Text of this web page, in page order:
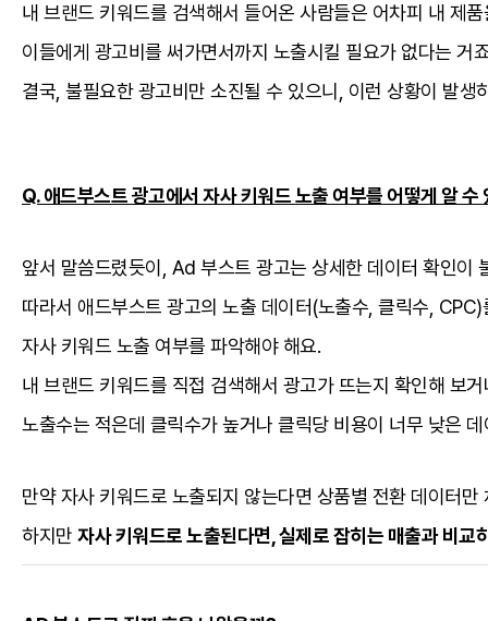
내 브랜드 키워드를 검색해서 들어온 사람들은 어차피 내 제
이들에게 광고비를 써가면서까지 노출시킬 필요가 없다는 거
결국, 불필요한 광고비만 소진될 수 있으니, 이런 상황이 발생
Q. 애드부스트 광고에서 자사 키워드 노출 여부를 어떻게 알 수
앞서 말씀드렸듯이, Ad 부스트 광고는 상세한 데이터 확인이
따라서 애드부스트 광고의 노출 데이터(노출수, 클릭수,
자사 키워드 노출 여부를 파악해야 해요.
내 브랜드 키워드를 직접 검색해서 광고가 뜨는지 확인해 보거
노출수는 적은데 클릭수가 높거나 클릭당 비용이 너무 낮은
만약 자사 키워드로 노출되지 않는다면 상품별 전환 데이터
하지만 자사 키워드로 노출된다면, 실제로 잡히는 매출과 비